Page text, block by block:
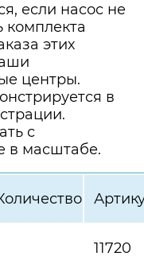
если насос не
комплекта
этих
центры.
в
с
в масштабе.
11720